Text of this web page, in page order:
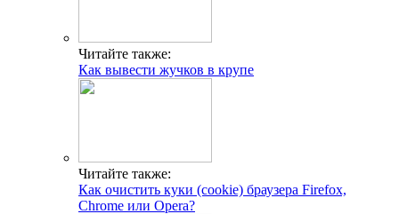
Читайте также:
Как вывести жучков в крупе
Читайте также:
Как очистить куки (cookie) браузера Firefox,
Chrome или Opera?